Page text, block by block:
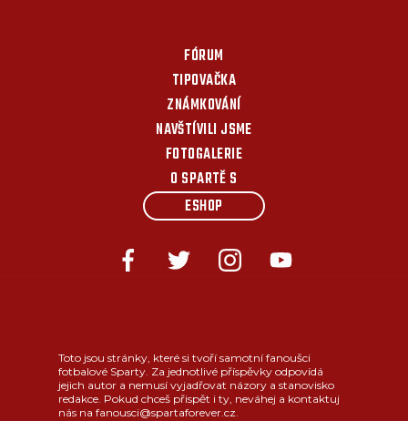
FÓRUM
TIPOVAČKA
ZNÁMKOVÁNÍ
NAVŠTÍVILI JSME
FOTOGALERIE
O SPARTĚ S
ESHOP
Toto jsou stránky, které si tvoří samotní fanoušci
fotbalové Sparty. Za jednotlivé příspěvky odpovídá
jejich autor a nemusí vyjadřovat názory a stanovisko
redakce. Pokud chceš přispět i ty, neváhej a kontaktuj
nás na fanousci@spartaforever.cz.